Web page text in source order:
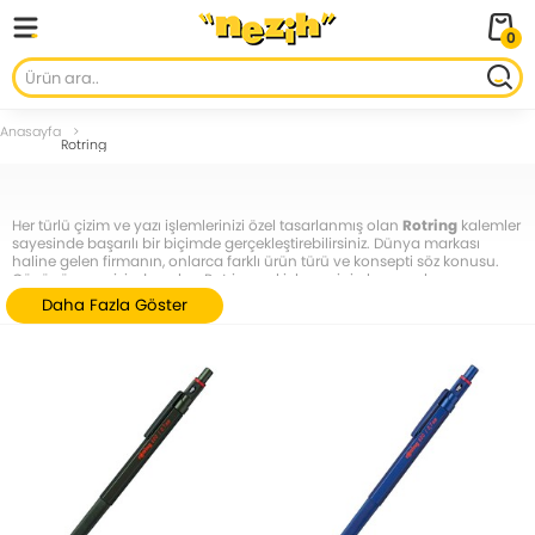
0
Anasayfa
Rotring
Her türlü çizim ve yazı işlemlerinizi özel tasarlanmış olan Rotring kalemler
sayesinde başarılı bir biçimde gerçekleştirebilirsiniz. Dünya markası
haline gelen firmanın, onlarca farklı ürün türü ve konsepti söz konusu.
Gücünü geçmişinden alan Rotring, eskiyle yeninin harmanlanmış
yüzlerce modelini sizlere sunuyor. Rahatlığı, kullanım kolaylığına sahip
olması ve ergonomik yapısı sayesinde beklentilerinizin çok ötesinde bir
Rotring Ne Zaman Kurulmuştur?
Rotring, 1928 senesinde kurulan ve o günden beri aralıksız olarak kalem
ile değişik ofis ürünlerini piyasaya süren bir firmadır.
Almanya'nın
Hamburg kentinde ana merkezi yer alır. İlk olarak Tintenkuli Handels
GmbH ismini kullanan işletme, 1970'li yıllara gelindiği zaman adını
Rotring olarak değiştirmiştir. Ürettiği ilk ürün bir dolma kalem olan
işletme, daha sonra farklı konseptlere el atmıştır. Firmanın kalemlerinin
Daha Fazla Göster